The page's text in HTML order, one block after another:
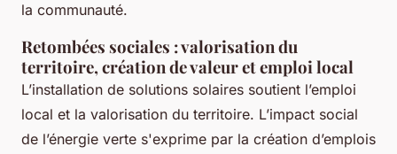
la communauté.
Retombées sociales : valorisation du
territoire, création de valeur et emploi local
L’installation de solutions solaires soutient l’emploi
local et la valorisation du territoire. L’impact social
de l’énergie verte s'exprime par la création d’emplois